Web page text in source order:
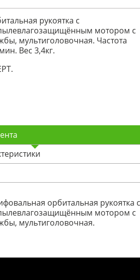
рукоятка с
мотором с
мультиголовочная. Частота
Вес 3,4кг.
орбитальная рукоятка с
мотором с
мультиголовочная.